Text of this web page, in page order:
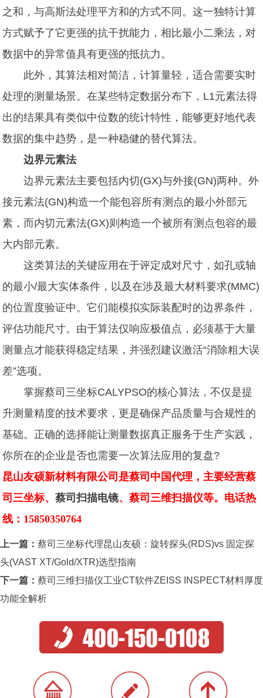
之和，与高斯法处理平方和的方式不同。这一独特计算
方式赋予了它更强的抗干扰能力，相比最小二乘法，对
数据中的异常值具有更强的抵抗力。
此外，其算法相对简洁，计算量轻，适合需要实时
处理的测量场景。在某些特定数据分布下，L1元素法得
出的结果具有类似中位数的统计特性，能够更好地代表
数据的集中趋势，是一种稳健的替代算法。
边界元素法
边界元素法主要包括内切(GX)与外接(GN)两种。外
接元素法(GN)构造一个能包容所有测点的最小外部元
素，而内切元素法(GX)则构造一个被所有测点包容的最
大内部元素。
这类算法的关键应用在于评定成对尺寸，如孔或轴
的最小/最大实体条件，以及在涉及最大材料要求(MMC)
的位置度验证中。它们能模拟实际装配时的边界条件，
评估功能尺寸。由于算法仅响应极值点，必须基于大量
测量点才能获得稳定结果，并强烈建议激活“消除粗大误
差”选项。
掌握蔡司三坐标CALYPSO的核心算法，不仅是提
升测量精度的技术要求，更是确保产品质量与合规性的
基础。正确的选择能让测量数据真正服务于生产实践，
你所在的企业是否也需要一次算法应用的复盘?
昆山友硕新材料有限公司是蔡司中国代理，主要经营蔡
司三坐标、蔡司扫描电镜、蔡司三维扫描仪等。电话热
线：15850350764
上一篇： 蔡司三坐标代理昆山友硕：旋转探头(RDS)vs 固定探
头(VAST XT/Gold/XTR)选型指南
下一篇： 蔡司三维扫描仪工业CT软件ZEISS INSPECT材料厚度
功能全解析